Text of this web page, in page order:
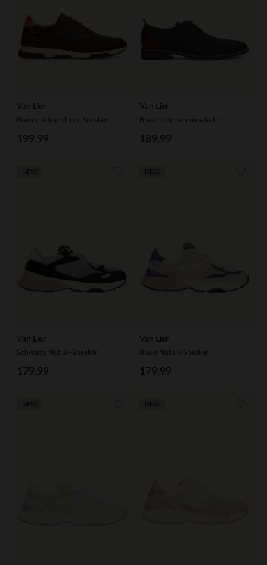
Van Lier
Braune Veloursleder-Sneaker
199.99
Van Lier
Blaue Lederschnürschuhe
189.99
Van Lier
Schwarze Nubuk-Sneaker
179.99
Van Lier
Blaue Nubuk-Sneaker
179.99